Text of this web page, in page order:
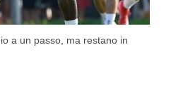
a un passo, ma restano in